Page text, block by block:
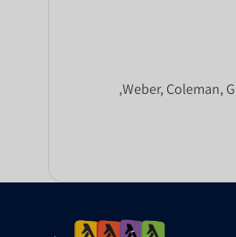
מחפשים מנגל, גריל גז או מעשנת לגינה? ב-zap השוואת מחירים תמצאו מגוון רחב של גרילים ומעשנות של מיטב המותגים המובילים: Weber, Coleman, Grand Hall, Broilking, Char Broil,